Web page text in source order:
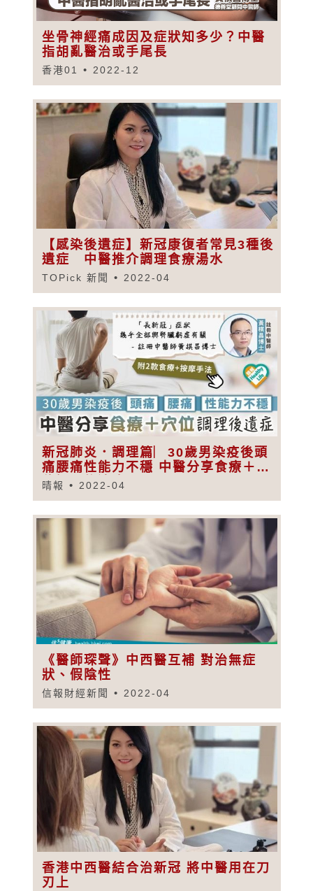
坐骨神經痛成因及症狀知多少？中醫
指胡亂醫治或手尾長
香港01 2022-12
【感染後遺症】新冠康復者常見3種後
遺症 中醫推介調理食療湯水
TOPick 新聞 2022-04
新冠肺炎．調理篇︳30歲男染疫後頭
痛腰痛性能力不穩 中醫分享食療＋穴
位調理後遺症
晴報 2022-04
《醫師琛聲》中西醫互補 對治無症
狀、假陰性
信報財經新聞 2022-04
香港中西醫結合治新冠 將中醫用在刀
刃上